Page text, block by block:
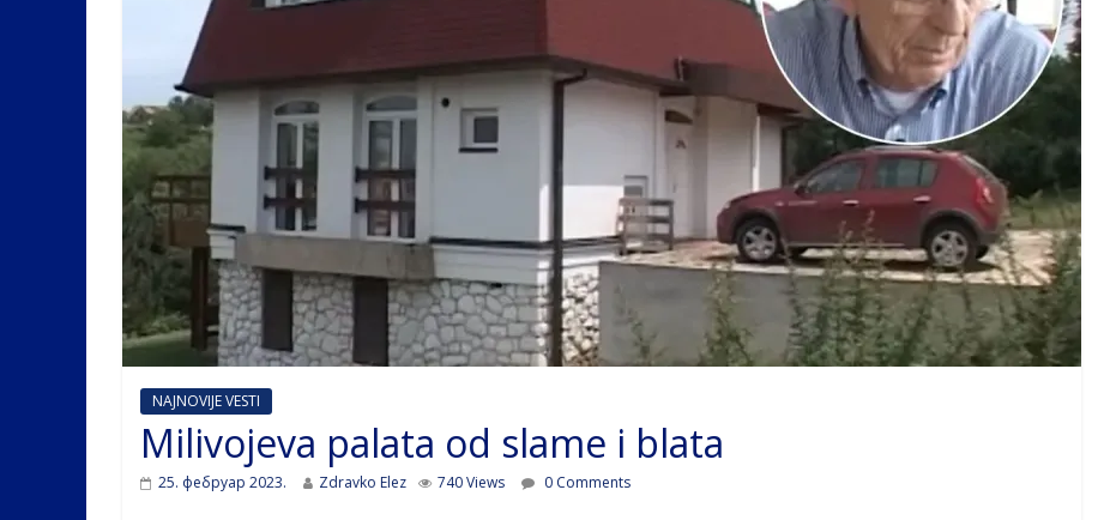
NAJNOVIJE VESTI
Milivojeva palata od slame i blata
25. фебруар 2023. Zdravko Elez 740 Views 0 Comments